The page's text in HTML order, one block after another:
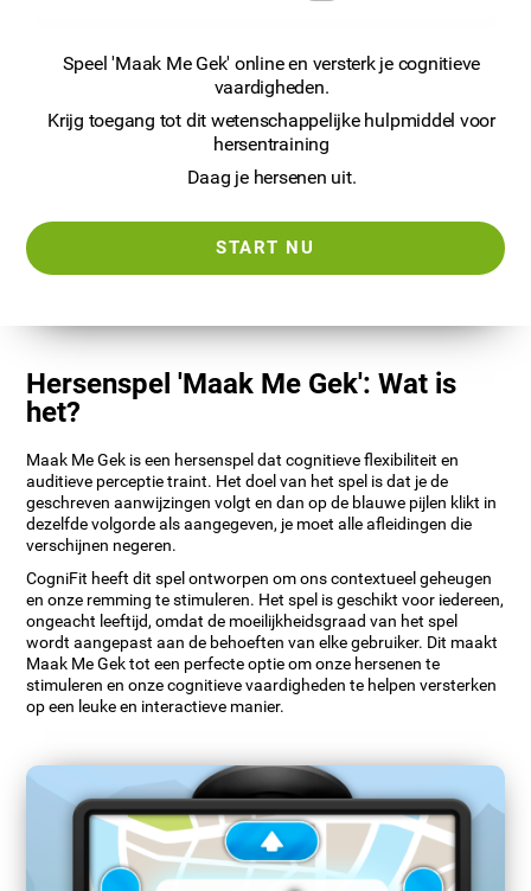
Speel 'Maak Me Gek' online en versterk je cognitieve
vaardigheden.
Krijg toegang tot dit wetenschappelijke hulpmiddel voor
hersentraining
Daag je hersenen uit.
START NU
Hersenspel 'Maak Me Gek': Wat is
het?
Maak Me Gek is een hersenspel dat cognitieve flexibiliteit en
auditieve perceptie traint. Het doel van het spel is dat je de
geschreven aanwijzingen volgt en dan op de blauwe pijlen klikt in
dezelfde volgorde als aangegeven, je moet alle afleidingen die
verschijnen negeren.
CogniFit heeft dit spel ontworpen om ons contextueel geheugen
en onze remming te stimuleren. Het spel is geschikt voor iedereen,
ongeacht leeftijd, omdat de moeilijkheidsgraad van het spel
wordt aangepast aan de behoeften van elke gebruiker. Dit maakt
Maak Me Gek tot een perfecte optie om onze hersenen te
stimuleren en onze cognitieve vaardigheden te helpen versterken
op een leuke en interactieve manier.